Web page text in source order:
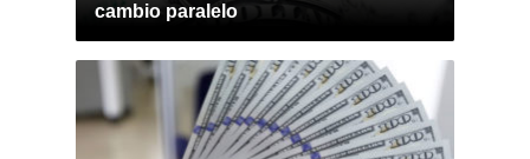
cambio paralelo